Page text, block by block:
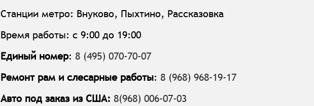
Станции метро: Внуково, Пыхтино, Рассказовка
Время работы: с 9:00 до 19:00
Единый номер: 8 (495) 070-70-07
Ремонт рам и слесарные работы: 8 (968) 968-19-17
Авто под заказ из США: 8(968) 006-07-03